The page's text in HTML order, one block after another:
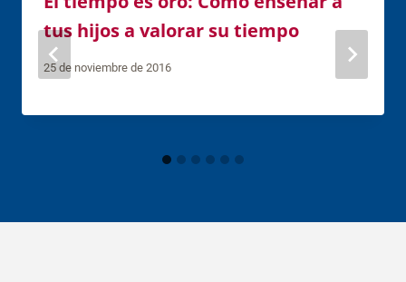
tus hijos a valorar su tiempo
25 de noviembre de 2016